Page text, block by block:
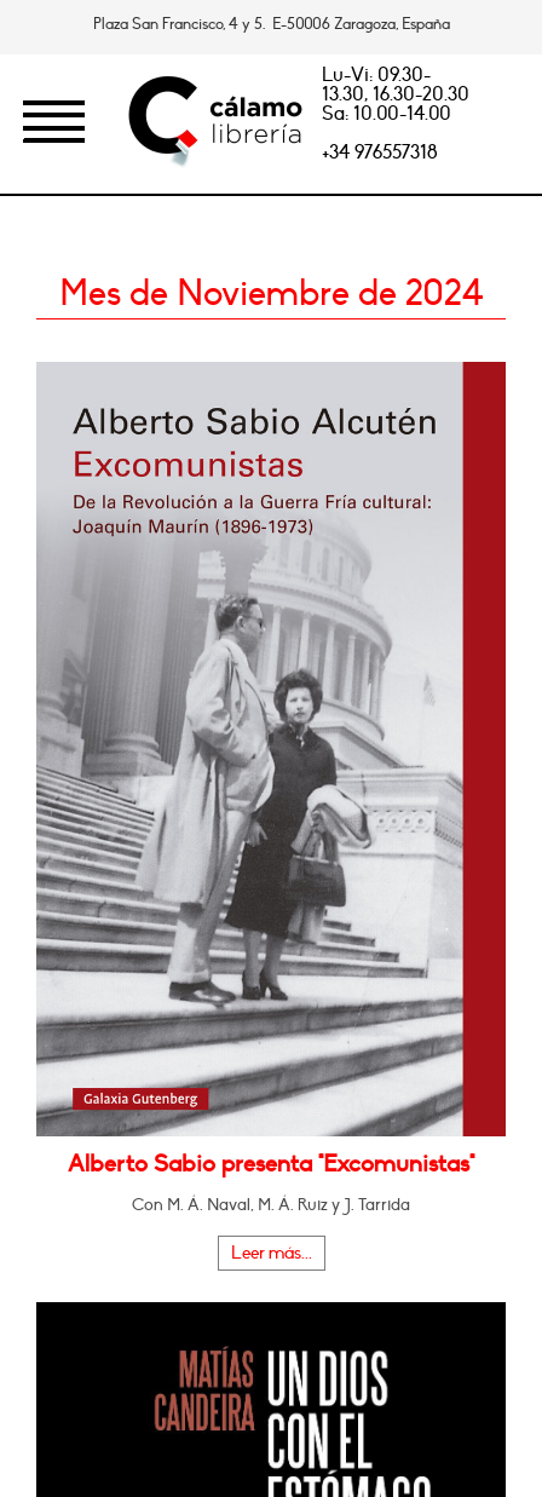
Plaza San Francisco, 4 y 5. E-50006 Zaragoza, España
Lu-Vi: 09.30-
13.30, 16.30-20.30
Sa: 10.00-14.00
+34 976557318
Mes de Noviembre de 2024
Alberto Sabio presenta "Excomunistas"
Con M. Á. Naval, M. Á. Ruiz y J. Tarrida
Leer más...